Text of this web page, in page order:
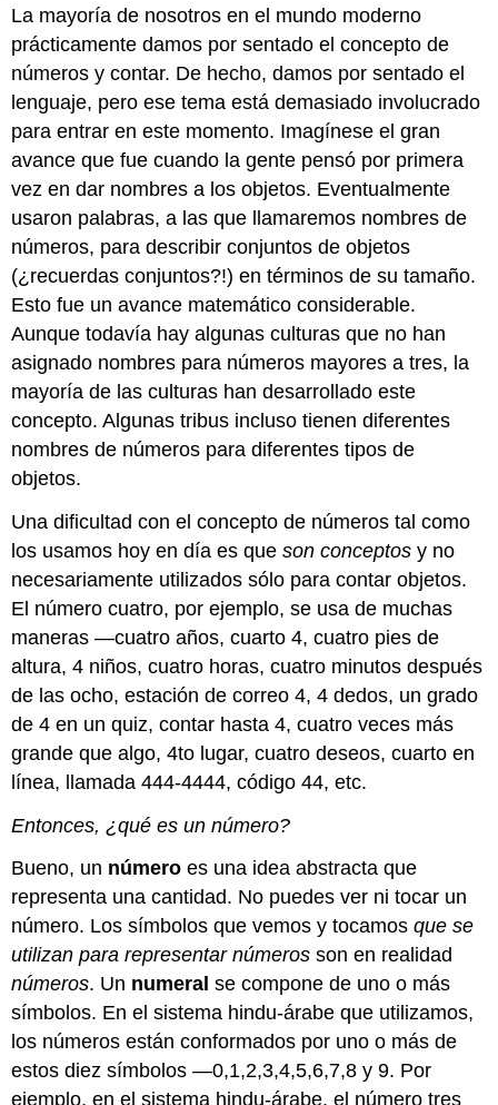
La mayoría de nosotros en el mundo moderno
prácticamente damos por sentado el concepto de
números y contar. De hecho, damos por sentado el
lenguaje, pero ese tema está demasiado involucrado
para entrar en este momento. Imagínese el gran
avance que fue cuando la gente pensó por primera
vez en dar nombres a los objetos. Eventualmente
usaron palabras, a las que llamaremos nombres de
números, para describir conjuntos de objetos
(¿recuerdas conjuntos?!) en términos de su tamaño.
Esto fue un avance matemático considerable.
Aunque todavía hay algunas culturas que no han
asignado nombres para números mayores a tres, la
mayoría de las culturas han desarrollado este
concepto. Algunas tribus incluso tienen diferentes
nombres de números para diferentes tipos de
objetos.
Una dificultad con el concepto de números tal como
los usamos hoy en día es queson conceptos y no
necesariamente utilizados sólo para contar objetos.
El número cuatro, por ejemplo, se usa de muchas
maneras —cuatro años, cuarto 4, cuatro pies de
altura, 4 niños, cuatro horas, cuatro minutos después
de las ocho, estación de correo 4, 4 dedos, un grado
de 4 en un quiz, contar hasta 4, cuatro veces más
grande que algo, 4to lugar, cuatro deseos, cuarto en
línea, llamada 444-4444, código 44, etc.
Entonces, ¿qué es un número?
Bueno, un número es una idea abstracta que
representa una cantidad. No puedes ver ni tocar un
número. Los símbolos que vemos y tocamosque se
utilizan para representar números son en realidad
números. Un numeral se compone de uno o más
símbolos. En el sistema hindu-árabe que utilizamos,
los números están conformados por uno o más de
estos diez símbolos —0,1,2,3,4,5,6,7,8 y 9. Por
ejemplo, en el sistema hindu-árabe, el número tres